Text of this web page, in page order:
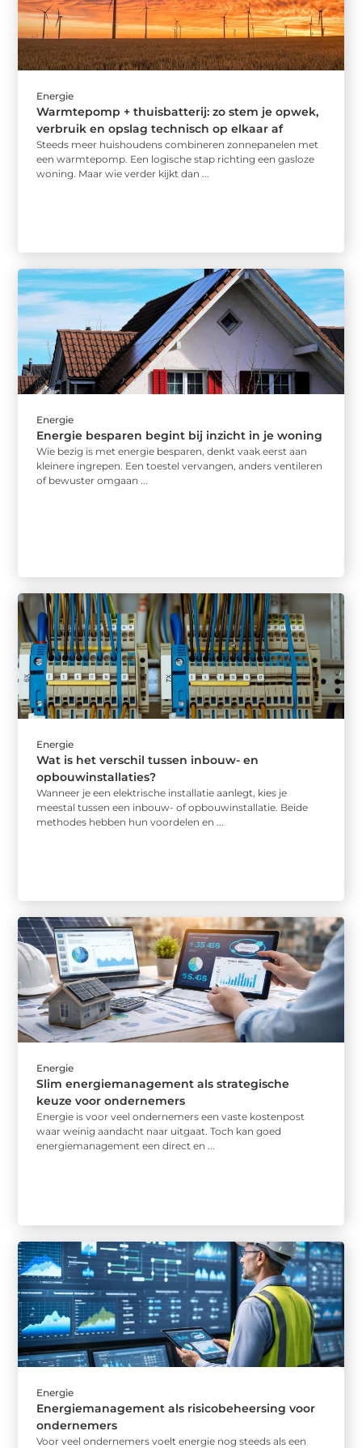
Energie
Warmtepomp + thuisbatterij: zo stem je opwek,
verbruik en opslag technisch op elkaar af
Steeds meer huishoudens combineren zonnepanelen met
een warmtepomp. Een logische stap richting een gasloze
woning. Maar wie verder kijkt dan ...
Energie
Energie besparen begint bij inzicht in je woning
Wie bezig is met energie besparen, denkt vaak eerst aan
kleinere ingrepen. Een toestel vervangen, anders ventileren
of bewuster omgaan ...
Energie
Wat is het verschil tussen inbouw- en
opbouwinstallaties?
Wanneer je een elektrische installatie aanlegt, kies je
meestal tussen een inbouw- of opbouwinstallatie. Beide
methodes hebben hun voordelen en ...
Energie
Slim energiemanagement als strategische
keuze voor ondernemers
Energie is voor veel ondernemers een vaste kostenpost
waar weinig aandacht naar uitgaat. Toch kan goed
energiemanagement een direct en ...
Energie
Energiemanagement als risicobeheersing voor
ondernemers
Voor veel ondernemers voelt energie nog steeds als een